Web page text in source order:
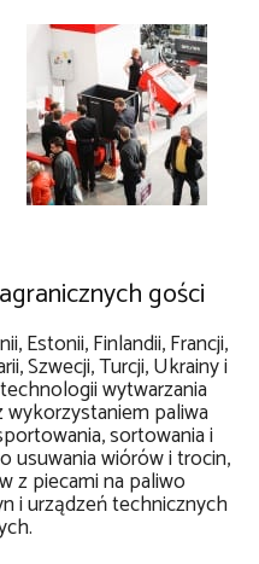
gości
Estonii, Finlandii, Francji,
Szwecji, Turcji, Ukrainy i
wytwarzania
paliwa
sortowania i
usuwania wiórów i trocin,
z piecami na paliwo
i urządzeń technicznych